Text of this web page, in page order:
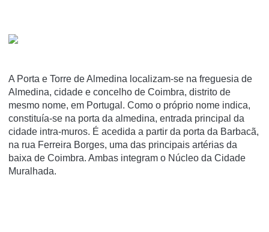
A Porta e Torre de Almedina localizam-se na freguesia de
Almedina, cidade e concelho de Coimbra, distrito de
mesmo nome, em Portugal. Como o próprio nome indica,
constituí­a-se na porta da almedina, entrada principal da
cidade intra-muros. É acedida a partir da porta da Barbacã,
na rua Ferreira Borges, uma das principais artérias da
baixa de Coimbra. Ambas integram o Núcleo da Cidade
Muralhada.